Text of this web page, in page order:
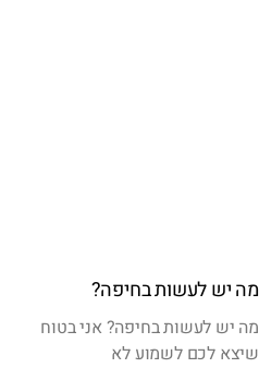
מה יש לעשות בחיפה?
מה יש לעשות בחיפה? אני בטוח
שיצא לכם לשמוע לא